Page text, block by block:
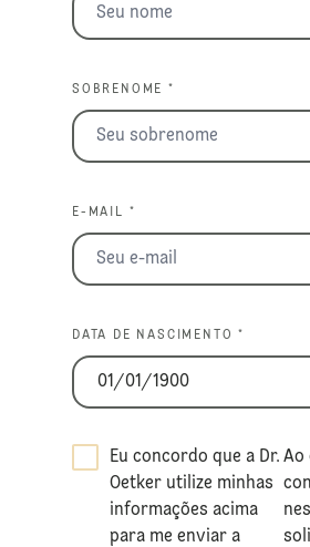
SOBRENOME *
E-MAIL *
DATA DE NASCIMENTO *
Eu concordo que a Dr.
Oetker utilize minhas
informações acima
para me enviar a
Ao